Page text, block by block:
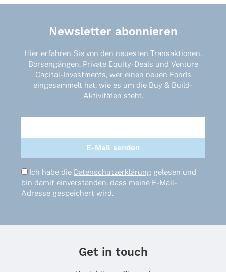
Newsletter abonnieren
Hier erfahren Sie von den neuesten Transaktionen,
Börsengängen, Private Equity-Deals und Venture
Capital-Investments, wer einen neuen Fonds
eingesammelt hat, wie es um die Buy & Build-
Aktivitäten steht.
Ich habe die Datenschutzerklärung gelesen und
bin damit einverstanden, dass meine E-Mail-
Adresse gespeichert wird.
Get in touch